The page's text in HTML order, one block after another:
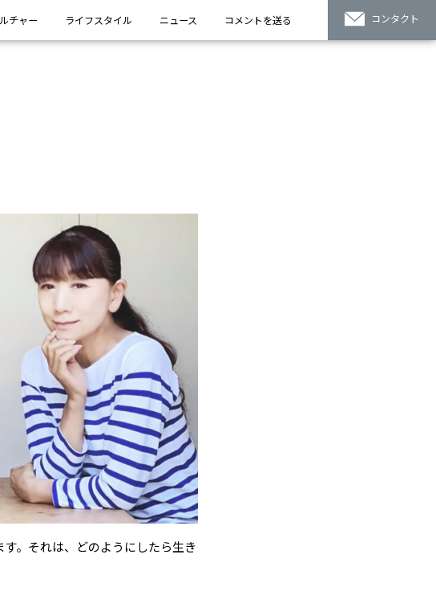
チャー ライフスタイル ニュース コメントを送る コンタクト
。それは、どのようにしたら生き